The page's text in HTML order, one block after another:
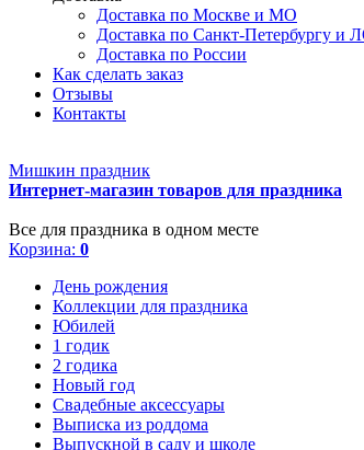
Доставка по Москве и МО
Доставка по Санкт-Петербургу и
Доставка по России
Как сделать заказ
Отзывы
Контакты
Мишкин праздник
Интернет-магазин товаров для праздника
Все для праздника в одном месте
Корзина: 0
День рождения
Коллекции для праздника
Юбилей
1 годик
2 годика
Новый год
Свадебные аксессуары
Выписка из роддома
Выпускной в саду и школе